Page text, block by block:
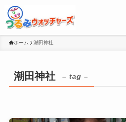
ホーム 潮田神社
潮田神社 – tag –